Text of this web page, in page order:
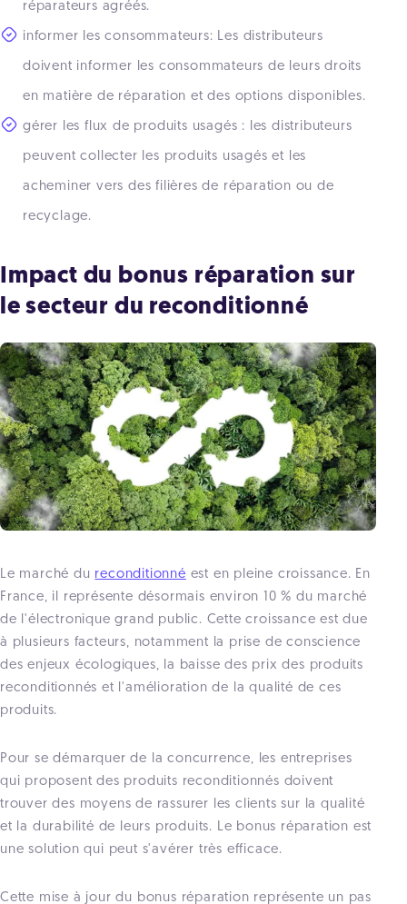
réparateurs agréés.
informer les consommateurs: Les distributeurs
doivent informer les consommateurs de leurs droits
en matière de réparation et des options disponibles.
gérer les flux de produits usagés : les distributeurs
peuvent collecter les produits usagés et les
acheminer vers des filières de réparation ou de
recyclage.
Impact du bonus réparation sur
le secteur du reconditionné
Le marché du reconditionné est en pleine croissance. En
France, il représente désormais environ 10 % du marché
de l'électronique grand public. Cette croissance est due
à plusieurs facteurs, notamment la prise de conscience
des enjeux écologiques, la baisse des prix des produits
reconditionnés et l'amélioration de la qualité de ces
produits.
Pour se démarquer de la concurrence, les entreprises
qui proposent des produits reconditionnés doivent
trouver des moyens de rassurer les clients sur la qualité
et la durabilité de leurs produits. Le bonus réparation est
une solution qui peut s'avérer très efficace.
Cette mise à jour du bonus réparation représente un pas